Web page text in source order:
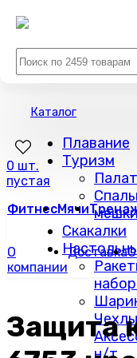
Каталог
Плавание
Туризм
Скакалки
н/т
0 шт.
пустая
ФитнесМячи
О
компании
Доставка
Защита